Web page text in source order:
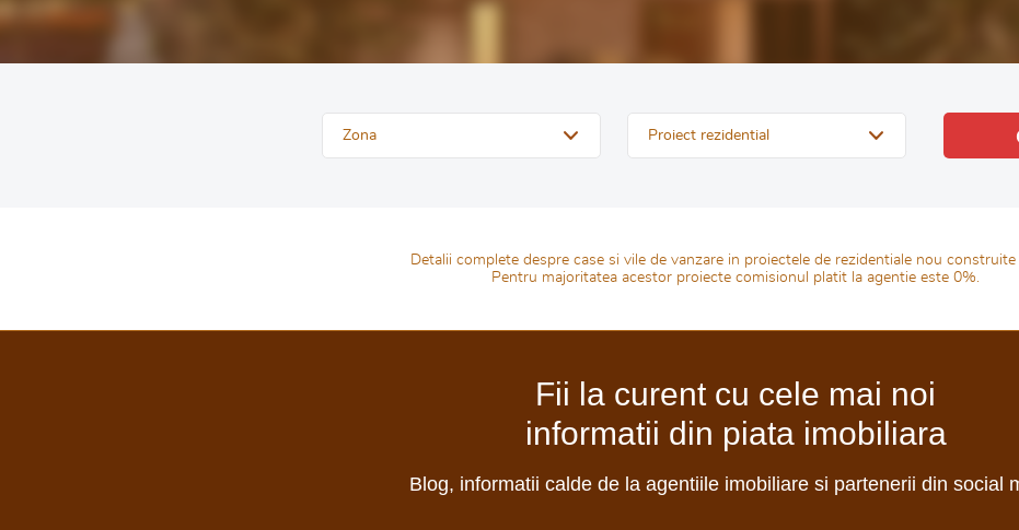
Zona Proiect rezidential
Detalii complete despre case si vile de vanzare in proiectele de rezidentiale nou construite
Pentru majoritatea acestor proiecte comisionul platit la agentie este 0%.
Fii la curent cu cele mai noi
informatii din piata imobiliara
Blog, informatii calde de la agentiile imobiliare si partenerii din social